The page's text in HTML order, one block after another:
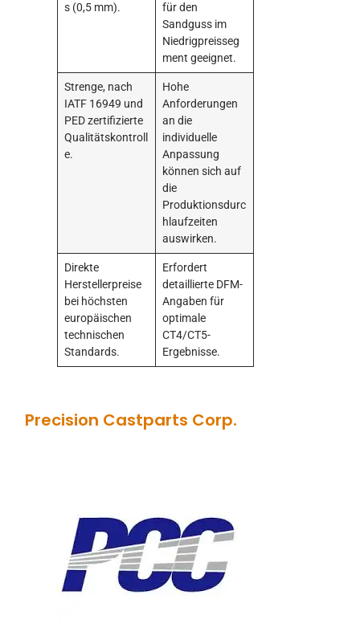
s (0,5 mm).
für den
Sandguss im
Niedrigpreisseg
ment geeignet.
Strenge, nach
IATF 16949 und
PED zertifizierte
Qualitätskontroll
e.
Hohe
Anforderungen
an die
individuelle
Anpassung
können sich auf
die
Produktionsdurc
hlaufzeiten
auswirken.
Direkte
Herstellerpreise
bei höchsten
europäischen
technischen
Standards.
Erfordert
detaillierte DFM-
Angaben für
optimale
CT4/CT5-
Ergebnisse.
Precision Castparts Corp.